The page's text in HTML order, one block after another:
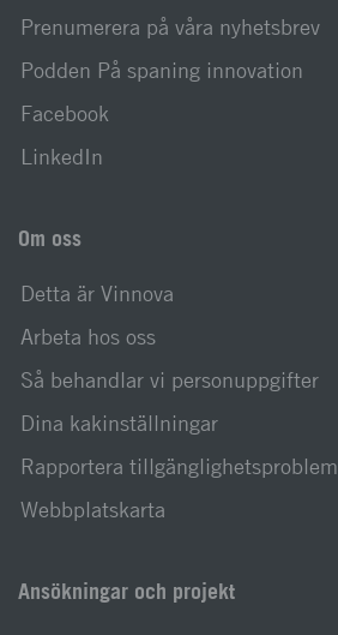
Prenumerera på våra nyhetsbrev
Podden På spaning innovation
Facebook
LinkedIn
Om oss
Detta är Vinnova
Arbeta hos oss
Så behandlar vi personuppgifter
Dina kakinställningar
Rapportera tillgänglighetsproblem
Webbplatskarta
Ansökningar och projekt